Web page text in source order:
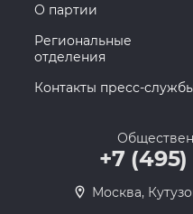
О партии
Региональные
отделения
Контакты пресс-
+7
Москва,